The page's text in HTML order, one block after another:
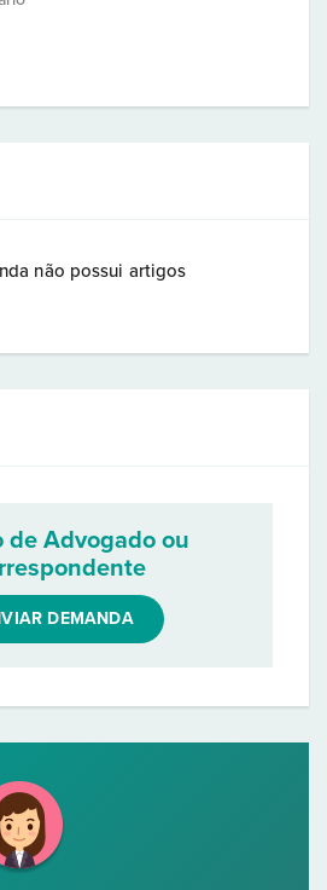
não possui artigos
de Advogado ou
DEMANDA